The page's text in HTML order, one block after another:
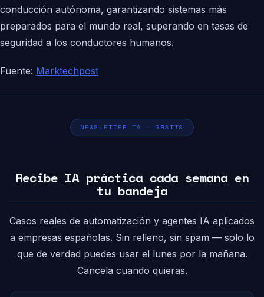
conducción autónoma, garantizando sistemas más
preparados para el mundo real, superando en tasas de
seguridad a los conductores humanos.
Fuente: Marktechpost
NEWSLETTER IA · GRATIS
Recibe IA práctica cada semana en
tu bandeja
Casos reales de automatización y agentes IA aplicados
a empresas españolas. Sin relleno, sin spam — solo lo
que de verdad puedes usar el lunes por la mañana.
Cancela cuando quieras.